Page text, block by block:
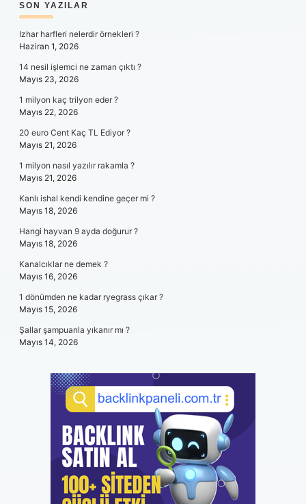
SIDEBAR
SON YAZILAR
Izhar harfleri nelerdir örnekleri ?
Haziran 1, 2026
14 nesil işlemci ne zaman çıktı ?
Mayıs 23, 2026
1 milyon kaç trilyon eder ?
Mayıs 22, 2026
20 euro Cent Kaç TL Ediyor ?
Mayıs 21, 2026
1 milyon nasıl yazılır rakamla ?
Mayıs 21, 2026
Kanlı ishal kendi kendine geçer mi ?
Mayıs 18, 2026
Hangi hayvan 9 ayda doğurur ?
Mayıs 18, 2026
Kanalcıklar ne demek ?
Mayıs 16, 2026
1 dönümden ne kadar ryegrass çıkar ?
Mayıs 15, 2026
Şallar şampuanla yıkanır mı ?
Mayıs 14, 2026